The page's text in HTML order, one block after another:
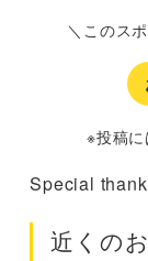
＼このス
※投稿
Special
近くの